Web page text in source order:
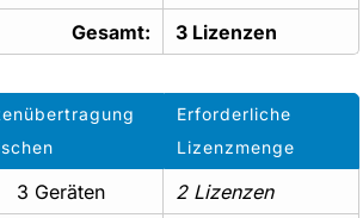
Gesamt:
3 Lizenzen
Erforderliche
Lizenzmenge
3 Geräten 2 Lizenzen